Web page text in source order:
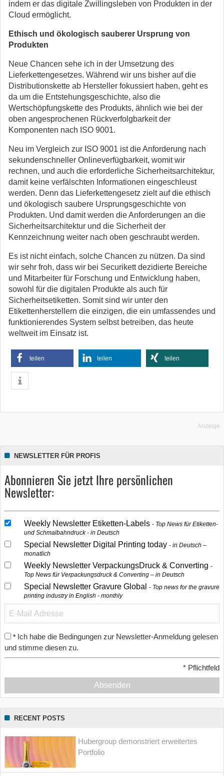
indem er das digitale Zwillingsleben von Produkten in der
Cloud ermöglicht.
Ethisch und ökologisch sauberer Ursprung von
Produkten
Neue Chancen sehe ich in der Umsetzung des
Lieferkettengesetzes. Während wir uns bisher auf die
Distributionskette ab Hersteller fokussiert haben, geht es
da um die Entstehungsgeschichte, also die
Wertschöpfungskette des Produkts, ähnlich wie bei der
oben angesprochenen Rückverfolgbarkeit der
Komponenten nach ISO 9001.
Neu im Vergleich zur ISO 9001 ist die Anforderung nach
sekundenschneller Onlineverfügbarkeit, womit wir
rechnen, und auch die erforderliche Sicherheitsarchitektur,
damit keine verfälschten Informationen eingeschleust
werden. Denn das Lieferkettengesetz zielt auf die ethisch
und ökologisch saubere Ursprungsgeschichte von
Produkten. Und damit werden die Anforderungen an die
Sicherheitsarchitektur und die Sicherheit der
Kennzeichnung weiter nach oben geschraubt werden.
Es ist nicht einfach, solche Chancen zu nützen. Da sind
wir sehr froh, dass wir bei Securikett dezidierte Bereiche
und Mitarbeiter für Forschung und Entwicklung haben,
sowohl für die digitalen Produkte als auch für
Sicherheitsetiketten. Somit sind wir unter den
Etikettenherstellern die einzigen, die ein umfassendes und
funktionierendes System selbst betreiben, das heute
weltweit im Einsatz ist.
teilen teilen teilen
Anzeige
NEWSLETTER FÜR PROFIS
Abonnieren Sie jetzt Ihre persönlichen
Newsletter:
Weekly Newsletter Etiketten-Labels
Top News für Etiketten-
und Schmalbahndruck - in Deutsch
Special Newsletter Digital Printing today
in Deutsch –
monatlich
Weekly Newsletter VerpackungsDruck & Converting
Top News für Verpackungsdruck & Converting – in Deutsch
Special Newsletter Gravure Global
Top news for the gravure
printing industry in English - monthly
* Ich habe die Bedingungen zur Newsletter-Anmeldung gelesen
und stimme diesen zu.
* Pflichtfeld
Absenden
RECENT POSTS
Hubergroup demonstriert erweitertes
Portfolio